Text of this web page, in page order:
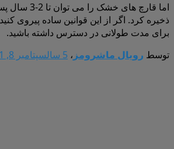
اما قارچ های
ذخیره کرد. اگر از این قوانین ساده پیروی کنید
برای مدت طولانی در دسترس داشته باشید.
توسط رویال ماشرومز ، 5 سال سپتامبر 8, 2021